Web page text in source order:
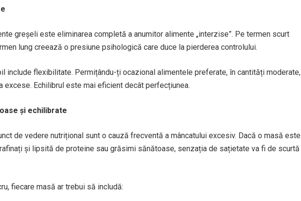
greșeli este eliminarea completă a anumitor alimente „interzise”. Pe termen scurt
lung creează o presiune psihologică care duce la pierderea controlului.
include flexibilitate. Permițându-ți ocazional alimentele preferate, în cantități moderate,
excese. Echilibrul este mai eficient decât perfecțiunea.
și echilibrate
de vedere nutrițional sunt o cauză frecventă a mâncatului excesiv. Dacă o masă este
și lipsită de proteine sau grăsimi sănătoase, senzația de sațietate va fi de scurtă
fiecare masă ar trebui să includă: